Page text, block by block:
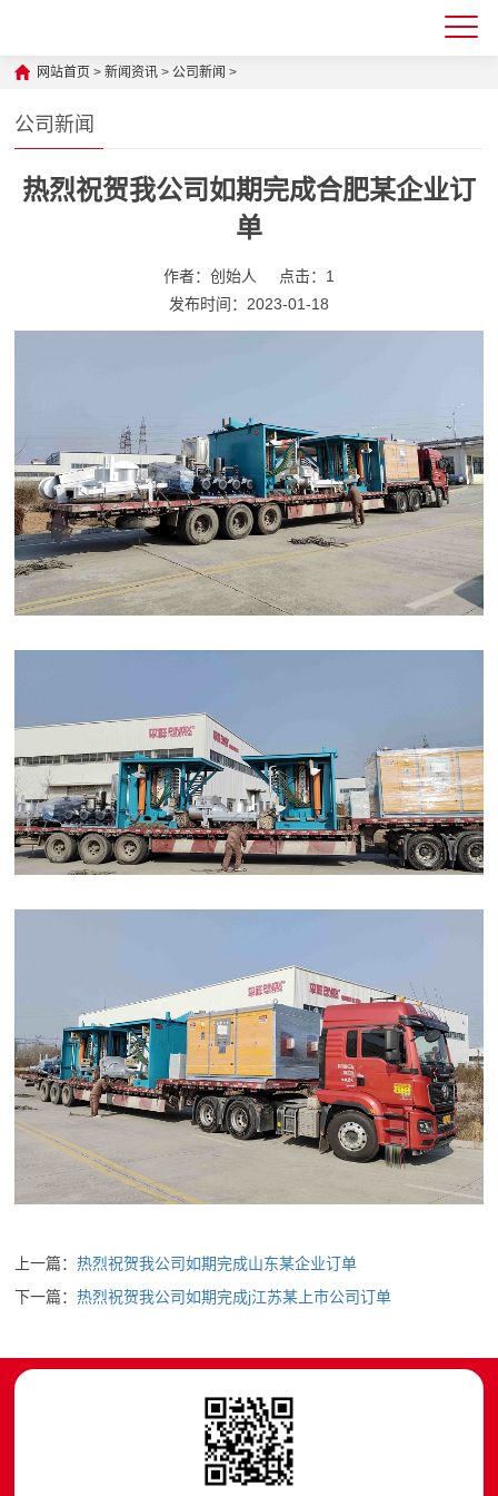
网站首页 >新闻资讯 >公司新闻 >
公司新闻
热烈祝贺我公司如期完成合肥某企业订
单
作者：创始人
点击：1
发布时间：2023-01-18
上一篇：热烈祝贺我公司如期完成山东某企业订单
下一篇：热烈祝贺我公司如期完成j江苏某上市公司订单